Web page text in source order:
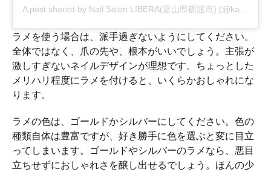
A post shared by Nail Salon LIBERA(富山県砺波市) (@kahoru.taiko)
ラメを使う場合は、派手過ぎないようにしてください。
全体ではなく、爪の先や、根本がいいでしょう。主張が
激しすぎないネイルデザインが理想です。ちょっとした
メリハリ程度にラメを付けると、いくらかおしゃれにな
ります。
ラメの色は、ゴールドかシルバーにしてください。色の
種類自体は豊富ですが、好き勝手に色を選ぶと変に目立
ってしまいます。ゴールドやシルバーのラメなら、悪目
立ちせずにおしゃれさを醸し出せるでしょう。ほんの少